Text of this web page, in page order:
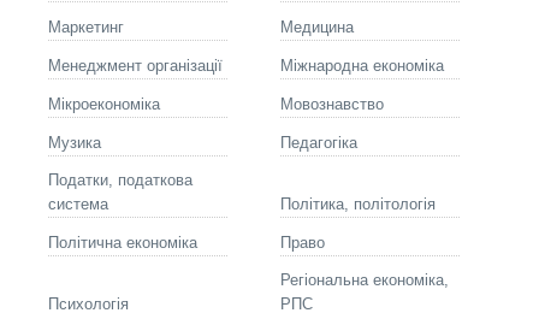
Маркетинг Медицина
Менеджмент організації Міжнародна економіка
Мікроекономіка Мовознавство
Музика Педагогіка
Податки, податкова
система
Політика, політологія
Політична економіка Право
Психологія
Регіональна економіка,
РПС